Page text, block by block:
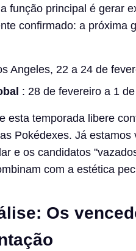
função principal é gerar
confirmado: a próxima
Angeles, 22 a 24 de
: 28 de fevereiro a 1
esta temporada libere
Pokédexes. Já
e os candidatos
com a estética
Os